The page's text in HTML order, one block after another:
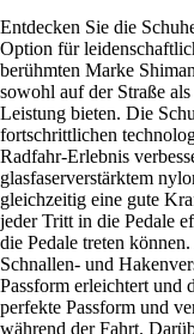
Entdecken Sie die
Option für
berühmten Marke
sowohl auf der Straße
Leistung bieten. Die
fortschrittlichen
Radfahr-Erlebnis
glasfaserverstärktem
gleichzeitig eine gute
jeder Tritt in die Pedale
die Pedale treten
Schnallen- und
Passform erleichtert und
perfekte Passform und
während der Fahrt.